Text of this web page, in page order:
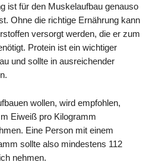
ist für den Muskelaufbau genauso
Ohne die richtige Ernährung kann
versorgt werden, die er zum
Protein ist ein wichtiger
und sollte in ausreichender
wollen, wird empfohlen,
Eiweiß pro Kilogramm
Eine Person mit einem
sollte also mindestens 112
nehmen.